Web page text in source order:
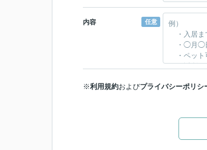
内容 任意
※利用規約およびプライバシーポリシ